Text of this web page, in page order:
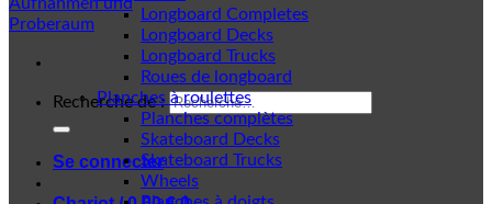
Recherche de :
Se connecter
Longboard Completes
Longboard Decks
Longboard Trucks
Roues de longboard
Planches à roulettes
Planches complètes
Skateboard Decks
Skateboard Trucks
Wheels